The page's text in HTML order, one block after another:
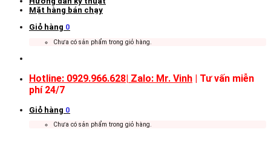
Mặt hàng bán chạy
Giỏ hàng 0
Chưa có sản phẩm trong giỏ hàng.
Hotline: 0929.966.628| Zalo: Mr. Vinh | Tư vấn miễn
phí 24/7
Giỏ hàng 0
Chưa có sản phẩm trong giỏ hàng.